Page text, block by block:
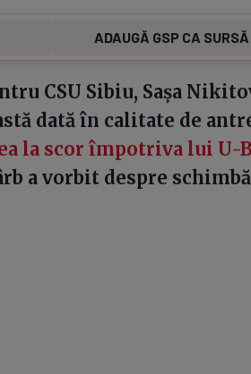
ADAUGĂ GSP CA
CSU Sibiu, Sașa
dată în calitate de
la scor împotriva lui U-
a vorbit despre